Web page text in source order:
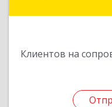
Клиентов на